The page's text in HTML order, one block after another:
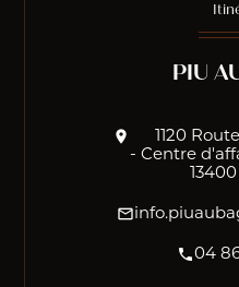
PIU
location_on
1120
- Centre
mail_outline
phone04